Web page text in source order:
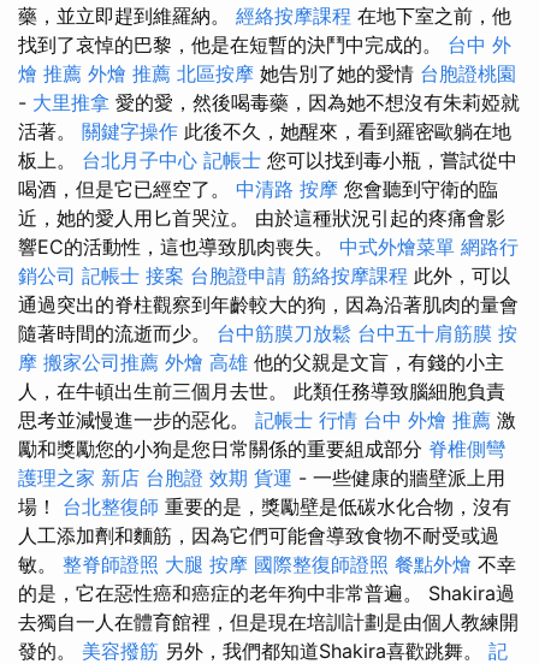
藥，並立即趕到維羅納。 經絡按摩課程 在地下室之前，他
找到了哀悼的巴黎，他是在短暫的決鬥中完成的。 台中 外
燴 推薦 外燴 推薦 北區按摩 她告別了她的愛情 台胞證桃園
- 大里推拿 愛的愛，然後喝毒藥，因為她不想沒有朱莉婭就
活著。 關鍵字操作 此後不久，她醒來，看到羅密歐躺在地
板上。 台北月子中心 記帳士 您可以找到毒小瓶，嘗試從中
喝酒，但是它已經空了。 中清路 按摩 您會聽到守衛的臨
近，她的愛人用匕首哭泣。 由於這種狀況引起的疼痛會影
響EC的活動性，這也導致肌肉喪失。 中式外燴菜單 網路行
銷公司 記帳士 接案 台胞證申請 筋絡按摩課程 此外，可以
通過突出的脊柱觀察到年齡較大的狗，因為沿著肌肉的量會
隨著時間的流逝而少。 台中筋膜刀放鬆 台中五十肩筋膜 按
摩 搬家公司推薦 外燴 高雄 他的父親是文盲，有錢的小主
人，在牛頓出生前三個月去世。 此類任務導致腦細胞負責
思考並減慢進一步的惡化。 記帳士 行情 台中 外燴 推薦 激
勵和獎勵您的小狗是您日常關係的重要組成部分 脊椎側彎
護理之家 新店 台胞證 效期 貨運 - 一些健康的牆壁派上用
場！ 台北整復師 重要的是，獎勵壁是低碳水化合物，沒有
人工添加劑和麵筋，因為它們可能會導致食物不耐受或過
敏。 整脊師證照 大腿 按摩 國際整復師證照 餐點外燴 不幸
的是，它在惡性癌和癌症的老年狗中非常普遍。 Shakira過
去獨自一人在體育館裡，但是現在培訓計劃是由個人教練開
發的。 美容撥筋 另外，我們都知道Shakira喜歡跳舞。 記